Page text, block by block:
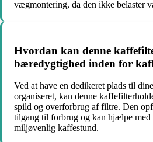
vægmontering, da den ikke belaster
Hvordan kan denne
bæredygtighed inden for
Ved at have en dedikeret plads til
organiseret, kan denne
spild og overforbrug af filtre. Den
tilgang til forbrug og kan hjælpe med
miljøvenlig kaffestund.